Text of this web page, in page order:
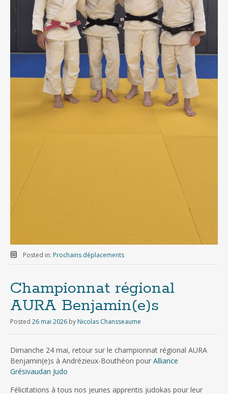
Posted in: Prochains déplacements
Championnat régional
AURA Benjamin(e)s
Posted 26 mai 2026 by Nicolas Chansseaume
Dimanche 24 mai, retour sur le championnat régional AURA
Benjamin(e)s à Andrézieux-Bouthéon pour Alliance
Grésivaudan Judo
Félicitations à tous nos jeunes apprentis judokas pour leur